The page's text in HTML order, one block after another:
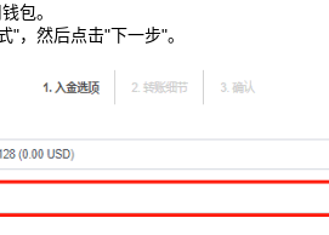
包。
"，然后点击"下一步"。